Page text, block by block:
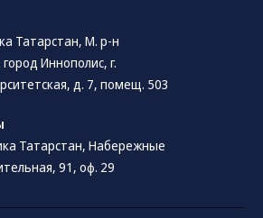
Татарстан, М. р-н
Иннополис, г.
д. 7, помещ. 503
Татарстан​, Набережные
91, оф. 29